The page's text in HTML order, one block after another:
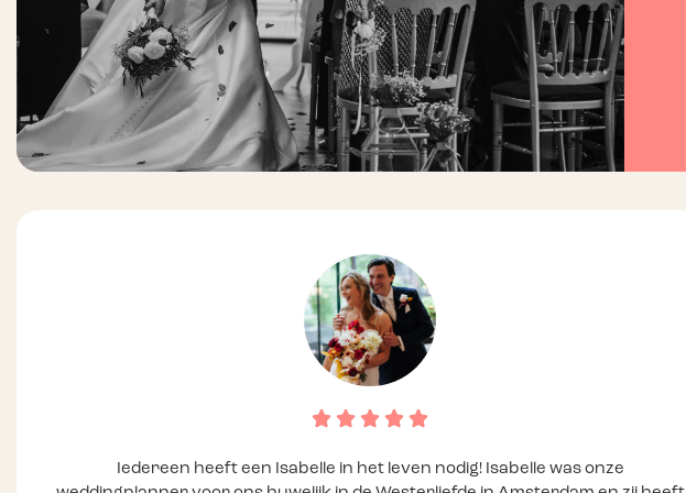
Iedereen heeft een Isabelle in het leven nodig! Isabelle was onze